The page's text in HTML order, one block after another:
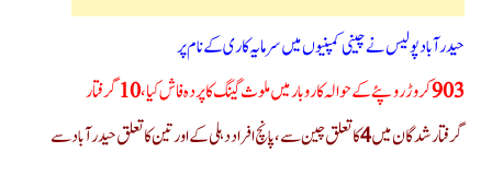
حیدرآباد پولیس نے چینی کمپنیوں میں سرمایہ کاری کے نام پر
903کروڑ روپئے کےحوالہ کاروبار میں ملوث گینگ کا پردہ فاش کیا،10گرفتار
گرفتار شدگان میں4کا تعلق چین سے،پانچ افراد دہلی کے اور تین کا تعلق حیدرآباد سے